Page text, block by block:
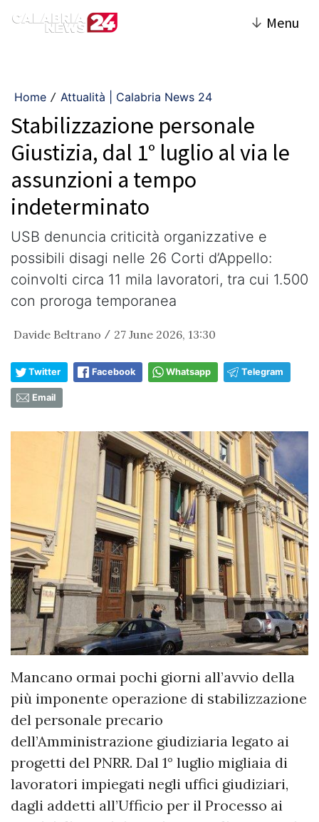
↓ Menu
Home / Attualità | Calabria News 24
Stabilizzazione personale
Giustizia, dal 1° luglio al via le
assunzioni a tempo
indeterminato
USB denuncia criticità organizzative e
possibili disagi nelle 26 Corti d’Appello:
coinvolti circa 11 mila lavoratori, tra cui 1.500
con proroga temporanea
Davide Beltrano / 27 June 2026, 13:30
Twitter Facebook Whatsapp Telegram
Email
Mancano ormai pochi giorni all’avvio della
più imponente operazione di stabilizzazione
del personale precario
dell’Amministrazione giudiziaria legato ai
progetti del PNRR. Dal 1° luglio migliaia di
lavoratori impiegati negli uffici giudiziari,
dagli addetti all’Ufficio per il Processo ai